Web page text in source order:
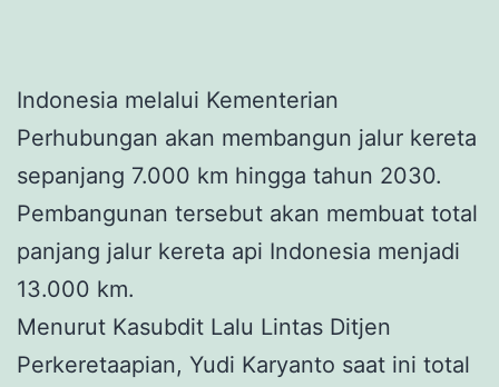
Indonesia melalui Kementerian
Perhubungan akan membangun jalur kereta
sepanjang 7.000 km hingga tahun 2030.
Pembangunan tersebut akan membuat total
panjang jalur kereta api Indonesia menjadi
13.000 km.
Menurut Kasubdit Lalu Lintas Ditjen
Perkeretaapian, Yudi Karyanto saat ini total